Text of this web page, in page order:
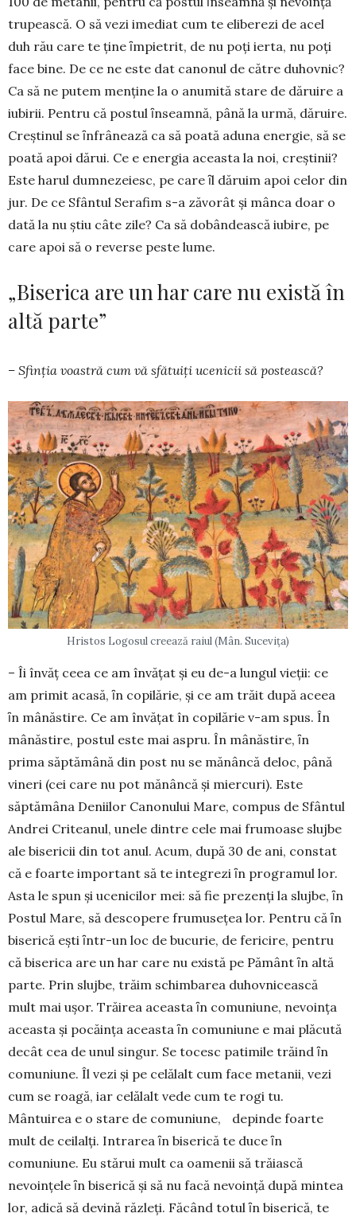
trupească. O să vezi imediat cum te eliberezi de acel
duh rău care te ţine ȋmpietrit, de nu poţi ierta, nu poţi
face bine. De ce ne este dat canonul de către duhovnic?
Ca să ne putem menţine la o anu­mită stare de dăruire a
iubirii. Pentru că postul ȋnseamnă, până la urmă, dăruire.
Creștinul se ȋnfrânează ca să poată aduna energie, să se
poată apoi dărui. Ce e energia aceasta la noi, creștinii?
Este harul dumne­zeiesc, pe care ȋl dăruim apoi ce­lor din
jur. De ce Sfântul Serafim s-a zăvorât şi mânca doar o
dată la nu ştiu câte zile? Ca să dobân­dească iubire, pe
care apoi să o reverse peste lume.
„Biserica are un har care nu există în
altă parte”
– Sfinția voastră cum vă sfă­tuiţi ucenicii să postească?
Hristos Logosul creează raiul (Mân. Sucevița)
– Îi învăț ceea ce am învățat și eu de-a lungul vieții: ce
am primit acasă, ȋn copilărie, şi ce am trăit după aceea
ȋn mânăstire. Ce am învățat în copilărie v-am spus. În
mânăstire, postul este mai aspru. În mânăstire, ȋn
prima săptămână din post nu se mănâncă deloc, până
vineri (cei care nu pot mănâncă şi miercuri). Este
săptămâna Deniilor Canonului Mare, compus de Sfântul
An­drei Criteanul, unele dintre cele mai frumoase slujbe
ale bise­ricii din tot anul. Acum, după 30 de ani, constat
că e foarte important să te integrezi ȋn programul lor.
Asta le spun și ucenicilor mei: să fie prezenţi la slujbe, ȋn
Postul Mare, să descopere frumuseţea lor. Pen­tru că ȋn
biserică eşti ȋntr-un loc de bucurie, de fericire, pentru
că biserica are un har care nu există pe Pământ ȋn altă
parte. Prin slujbe, trăim schimbarea duhovnicească
mult mai uşor. Trăirea aceasta ȋn comuniune, nevoinţa
aceasta şi pocăinţa aceasta ȋn comuniune e mai plăcută
decât cea de unul sin­gur. Se tocesc patimile trăind ȋn
comuniune. Îl vezi și pe celălalt cum face metanii, vezi
cum se roagă, iar celălalt vede cum te rogi tu.
Mântuirea e o stare de comuniune, depinde foarte
mult de ceilalţi. Intrarea ȋn biserică te duce ȋn
comuniune. Eu stărui mult ca oamenii să trăiască
nevoinţele ȋn biserică şi să nu facă nevoinţă după min­tea
lor, adică să de­vină răz­leţi. Făcând totul ȋn biserică, te